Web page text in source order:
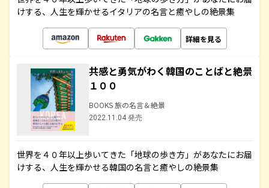
けする、人生を輝かせるイタリアの名言と癒やしの絶景集
詳細を見る
共感と勇気がわく韓国のことばと絶景
１００
BOOKS 旅の名言＆絶景
2022.11.04 発売
世界を４０年以上歩いてきた「地球の歩き方」があなたにお届
けする、人生を輝かせる韓国の名言と癒やしの絶景集